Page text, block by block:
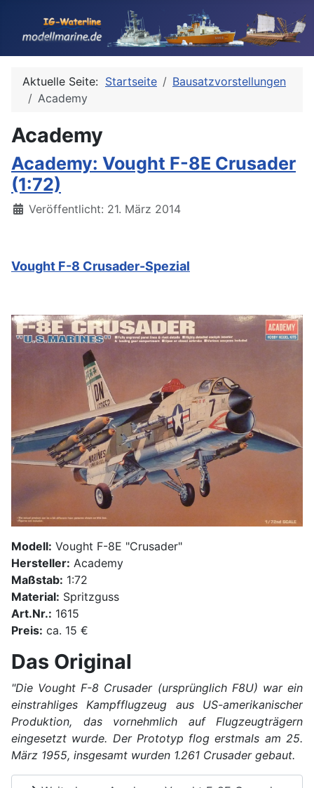
Aktuelle Seite: Startseite
Bausatzvorstellungen
Academy
Academy
Academy: Vought F-8E Crusader
(1:72)
Details
Veröffentlicht: 21. März 2014
Vought F-8 Crusader-Spezial
Modell: Vought F-8E "Crusader"
Hersteller: Academy
Maßstab: 1:72
Material: Spritzguss
Art.Nr.: 1615
Preis: ca. 15 €
Das Original
"Die Vought F-8 Crusader (ursprünglich F8U) war ein
einstrahliges Kampfflugzeug aus US-amerikanischer
Produktion, das vornehmlich auf Flugzeugträgern
eingesetzt wurde. Der Prototyp flog erstmals am 25.
März 1955, insgesamt wurden 1.261 Crusader gebaut.